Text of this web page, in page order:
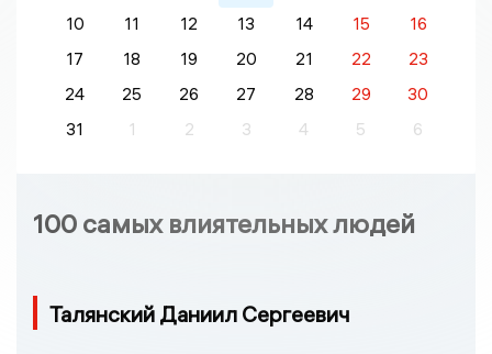
10
11 12 13 14 15
16
17
18 19 20 21 22
23
24
25 26 27 28 29
30
31
1 2 3 4 5 6
100 самых влиятельных людей
Талянский Даниил Сергеевич